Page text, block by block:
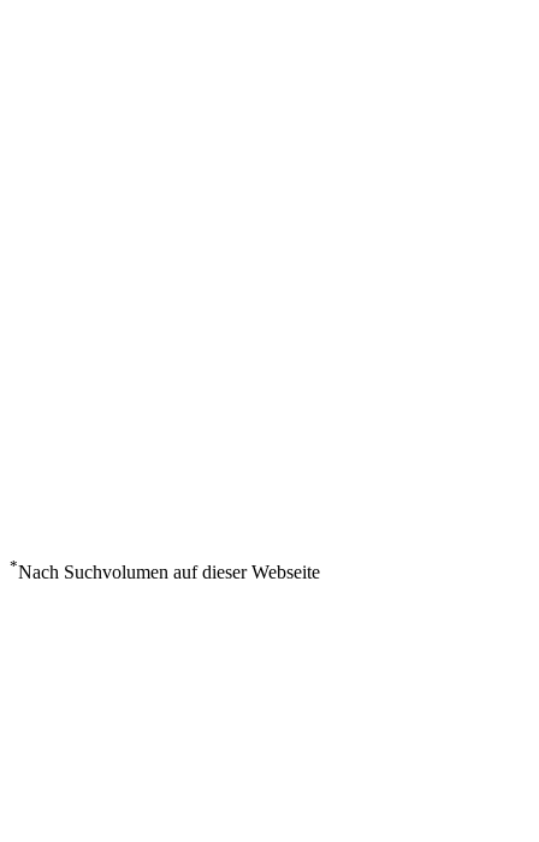
*Nach Suchvolumen auf dieser Webseite